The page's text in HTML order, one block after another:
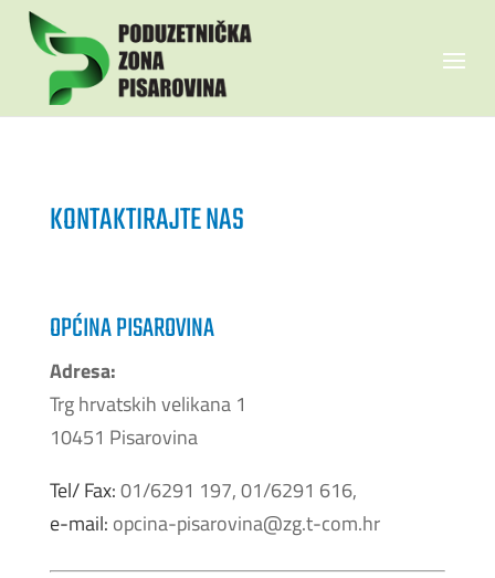
KONTAKTIRAJTE NAS
OPĆINA PISAROVINA
Adresa:
Trg hrvatskih velikana 1
10451 Pisarovina
Tel/ Fax:01/6291 197, 01/6291 616,
e-mail: opcina-pisarovina@zg.t-com.hr